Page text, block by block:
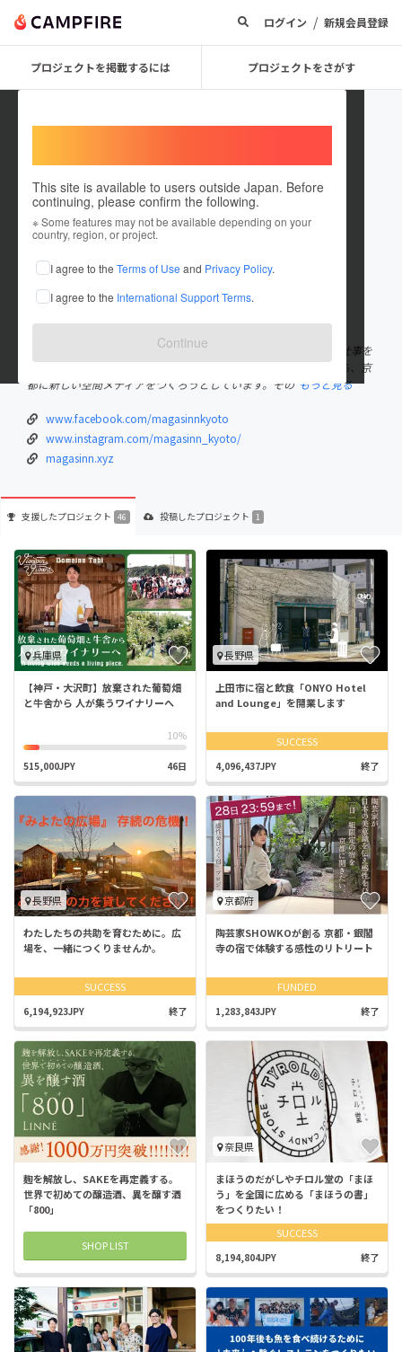
ログイン / 新規会員登録
プロジェクトを掲載するには プロジェクトをさがす
This site is available to users outside Japan. Before
continuing, please confirm the following.
※ Some features may not be available depending on your
country, region, or project.
I agree to the Terms of Use and Privacy Policy.
I agree to the International Support Terms.
Continue
TatsuyaIwasaki
これまでに46回支援して1件のプロジェクトを投稿しています
在住国：日本 現在地：京都府
出身国：日本 出身地：兵庫県
岩崎達也と申します。兵庫県に生まれ育ち、東京で広告やWEBの仕事を
した後、京都へ移住しました。たくさんの方々のお力を借りながら、京
都に新しい空間メディアをつくろうとしています。その もっと見る
www.facebook.com/magasinnkyoto
www.instagram.com/magasinn_kyoto/
magasinn.xyz
支援したプロジェクト 46 投稿したプロジェクト 1
兵庫県
【神戸・大沢町】放棄された葡萄畑
と牛舎から 人が集うワイナリーへ
10%
515,000JPY 46日
長野県
上田市に宿と飲食「ONYO Hotel
and Lounge」を開業します
SUCCESS
4,096,437JPY 終了
長野県
わたしたちの共助を育むために。広
場を、一緒につくりませんか。
SUCCESS
6,194,923JPY 終了
京都府
陶芸家SHOWKOが創る 京都・銀閣
寺の宿で体験する感性のリトリート
FUNDED
1,283,843JPY 終了
麹を解放し、SAKEを再定義する。
世界で初めての醸造酒、異を醸す酒
「800」
SHOP LIST
奈良県
まほうのだがしやチロル堂の「まほ
う」を全国に広める「まほうの書」
をつくりたい！
SUCCESS
8,194,804JPY 終了